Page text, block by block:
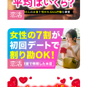
恋活
恋活